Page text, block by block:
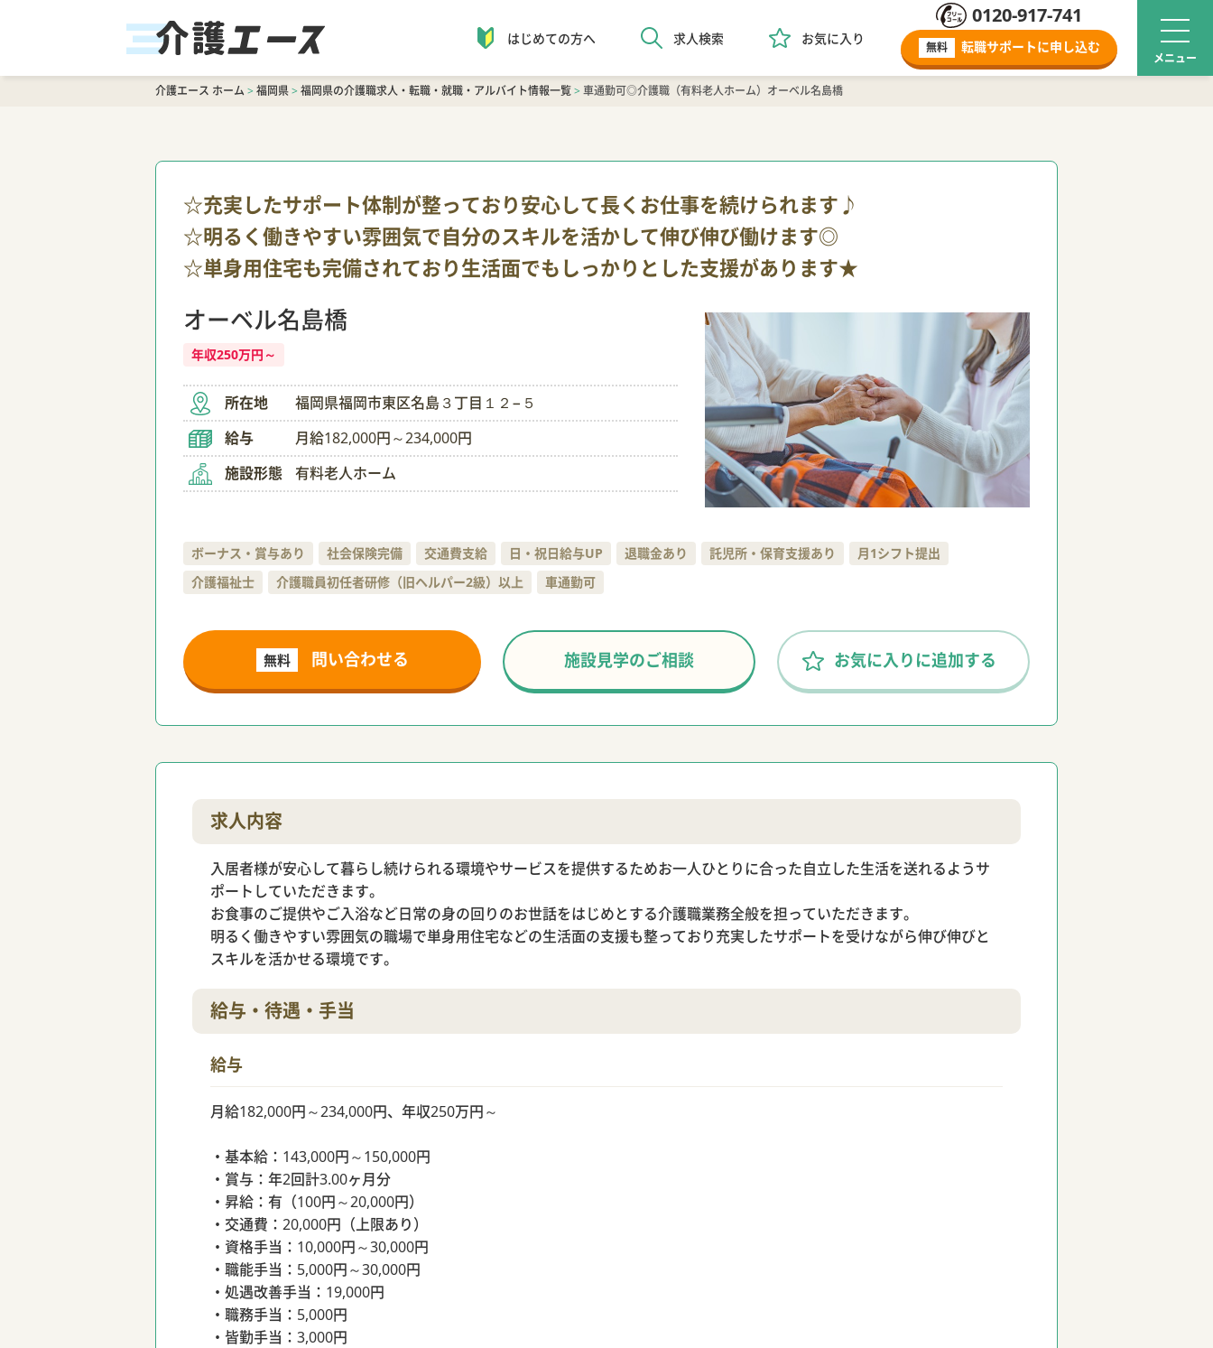
はじめての方へ 求人検索 お気に入り
0120-917-741
無料 転職サポートに申し込む
介護エース ホーム>福岡県>福岡県の介護職求人・転職・就職・アルバイト情報一覧>車通勤可◎介護職（有料老人ホーム）オーベル名島橋
☆充実したサポート体制が整っており安心して長くお仕事を続けられます♪
☆明るく働きやすい雰囲気で自分のスキルを活かして伸び伸び働けます◎
☆単身用住宅も完備されており生活面でもしっかりとした支援があります★
オーベル名島橋
年収250万円～
所在地
福岡県福岡市東区名島３丁目１２−５
給与
月給182,000円～234,000円
施設形態
有料老人ホーム
ボーナス・賞与あり 社会保険完備 交通費支給 日・祝日給与UP 退職金あり 託児所・保育支援あり
月1シフト提出
介護福祉士
介護職員初任者研修（旧ヘルパー2級）以上 車通勤可
無料 問い合わせる 施設見学のご相談 お気に入りに追加する
求人内容
入居者様が安心して暮らし続けられる環境やサービスを提供するためお一人ひとりに合った自立した生活を送れるようサ
ポートしていただきます。
お食事のご提供やご入浴など日常の身の回りのお世話をはじめとする介護職業務全般を担っていただきます。
明るく働きやすい雰囲気の職場で単身用住宅などの生活面の支援も整っており充実したサポートを受けながら伸び伸びと
スキルを活かせる環境です。
給与・待遇・手当
給与
月給182,000円～234,000円、年収250万円～
・基本給：143,000円～150,000円
・賞与：年2回計3.00ヶ月分
・昇給：有（100円～20,000円）
・交通費：20,000円（上限あり）
・資格手当：10,000円～30,000円
・職能手当：5,000円～30,000円
・処遇改善手当：19,000円
・職務手当：5,000円
・皆勤手当：3,000円